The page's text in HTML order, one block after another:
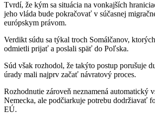
Tvrdí, že kým sa situácia na vonkajších
jeho vláda bude pokračovať v súčasnej
európskym právom.
Verdikt súdu sa týkal troch Somálčanov,
odmietli prijať a poslali späť do Poľska.
Súd však rozhodol, že takýto postup porušuje
úrady mali najprv začať návratový proces.
Rozhodnutie zároveň neznamená automatický
Nemecka, ale podčiarkuje potrebu dodržiavať
EÚ.